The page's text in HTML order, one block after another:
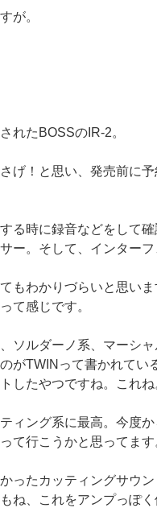
が。
れたBOSSのIR-2。
げ！と思い、発売前に
る時に録音などをして
ー。そして、インターフ
てもわかりづらいと思い
て感じです。
ソルダーノ系、マーシ
がTWINって書かれてい
したやつですね。これ
ィング系に最高。今度
て行こうかと思ってます
ったカッティングサウ
ね、これをアンプっぽ